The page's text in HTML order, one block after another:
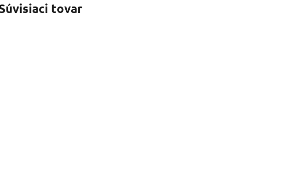
tovar